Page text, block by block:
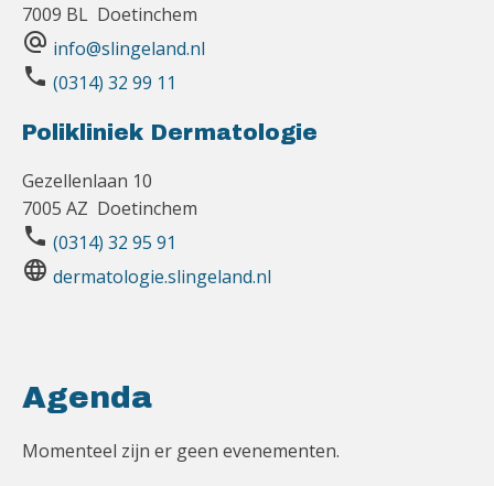
7009 BL Doetinchem
alternate_email info@slingeland.nl
phone (0314) 32 99 11
Polikliniek Dermatologie
Gezellenlaan 10
7005 AZ Doetinchem
phone (0314) 32 95 91
language dermatologie.slingeland.nl
Agenda
Momenteel zijn er geen evenementen.